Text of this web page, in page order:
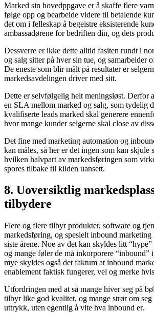
Marked sin hovedppgave er å skaffe flere
følge opp og bearbeide videre til betalende
det om i felleskap å begeistre eksisterende
ambassadørene for bedriften din, og dets
Dessverre er ikke dette alltid fasiten rundt i
og salg sitter på hver sin tue, og samarbeider
De eneste som blir målt på resultater er
markedsavdelingen driver med sitt.
Dette er selvfølgelig helt meningsløst. Derfor
en SLA mellom marked og salg, som tydelig
kvalifiserte leads marked skal generere
hvor mange kunder selgerne skal close av
Det fine med marketing automation og
kan måles, så her er det ingen som kan skjule
hvilken halvpart av markedsføringen som
spores tilbake til kilden uansett.
8. Uoversiktlig
tilbydere
Flere og flere tilbyr produkter, software og
markedsføring, og spesielt inbound marketing
siste årene. Noe av det kan skyldes litt
og mange føler de må inkorporere “inbound”
mye skyldes også det faktum at inbound
enablement faktisk fungerer, vel og merke
Utfordringen med at så mange hiver seg på
tilbyr like god kvalitet, og mange strør om
uttrykk, uten egentlig å vite hva inbound er.